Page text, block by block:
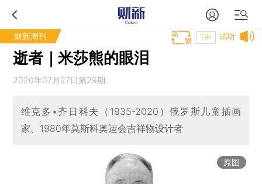
财新周刊 试听
T中
逝者｜米莎熊的眼泪
2020年07月27日第29期
维克多•齐日科夫（1935-2020）俄罗斯儿童插画
家、1980年莫斯科奥运会吉祥物设计者
原图